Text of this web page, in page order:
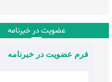
عضویت در خبرنامه
فرم عضویت در خبرنامه